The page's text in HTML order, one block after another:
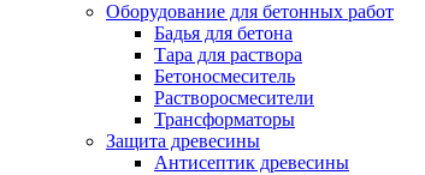
Оборудование для бетонных работ
Бадья для бетона
Тара для раствора
Бетоносмеситель
Растворосмесители
Трансформаторы
Защита древесины
Антисептик древесины